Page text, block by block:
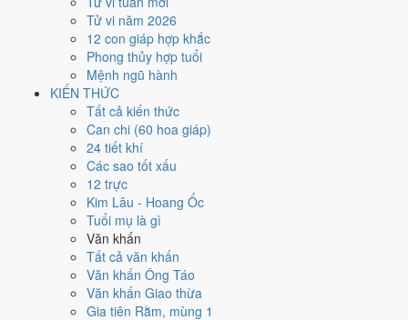
Tử vi năm 2026
12 con giáp hợp khắc
Phong thủy hợp tuổi
Mệnh ngũ hành
KIẾN THỨC
Tất cả kiến thức
Can chi (60 hoa giáp)
24 tiết khí
Các sao tốt xấu
12 trực
Kim Lâu - Hoang Ốc
Tuổi mụ là gì
Văn khấn
Tất cả văn khấn
Văn khấn Ông Táo
Văn khấn Giao thừa
Gia tiên Rằm, mùng 1
Đường hoàng đạo . Điểm trung bình 7 việc chính
Ngày Bình Hòa, phù hợp với công việc thường ngày.
Tỵ, Dậu, Týhợp ngày; tuổiMùi
Ngày 15/8/1981 tốt hay xấu cho
việc gì?
Ngày 15/8/1981 đạt6.0/10 trung bình cho 7 việc chính: cao nhất là
Thu nợ - đòi tiền (8/10)
Chấp (ngày nắm giữ, bắt giữ) và gặp Sao Minh Đường hoàng đạo nên
điểm từng việc chênh nhau như bảng dưới.
Cưới hỏi - đính hôn
Tốt
Cưới hỏi - đính hôn hôm nay ở
Hoàng Đạo.